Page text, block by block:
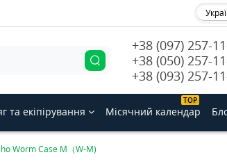
+38 (097) 257-
+38 (050) 257-
+38 (093) 257-
та екіпірування
ТОP
Місячний календар
Worm Case M（W-M)